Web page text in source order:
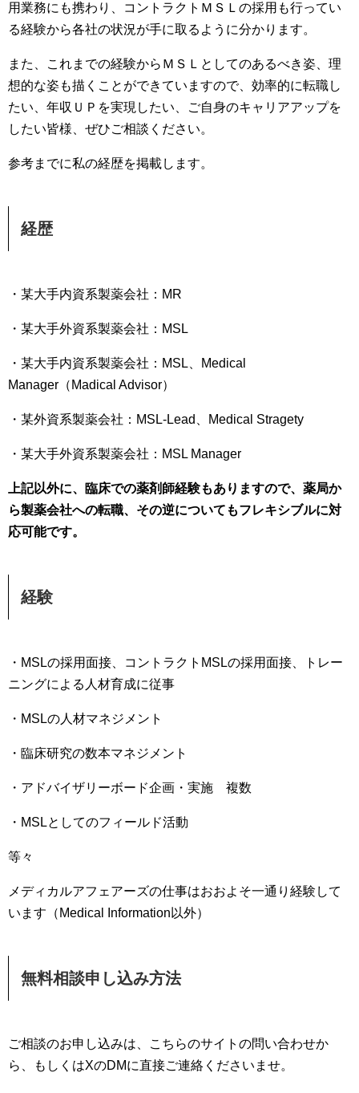
用業務にも携わり、コントラクトＭＳＬの採用も行ってい
る経験から各社の状況が手に取るように分かります。
また、これまでの経験からＭＳＬとしてのあるべき姿、理
想的な姿も描くことができていますので、効率的に転職し
たい、年収ＵＰを実現したい、ご自身のキャリアアップを
したい皆様、ぜひご相談ください。
参考までに私の経歴を掲載します。
経歴
・某大手内資系製薬会社：MR
・某大手外資系製薬会社：MSL
・某大手内資系製薬会社：MSL、Medical
Manager（Madical Advisor）
・某外資系製薬会社：MSL‐Lead、Medical Stragety
・某大手外資系製薬会社：MSL Manager
上記以外に、臨床での薬剤師経験もありますので、薬局か
ら製薬会社への転職、その逆についてもフレキシブルに対
応可能です。
経験
・MSLの採用面接、コントラクトMSLの採用面接、トレー
ニングによる人材育成に従事
・MSLの人材マネジメント
・臨床研究の数本マネジメント
・アドバイザリーボード企画・実施 複数
・MSLとしてのフィールド活動
等々
メディカルアフェアーズの仕事はおおよそ一通り経験して
います（Medical Information以外）
無料相談申し込み方法
ご相談のお申し込みは、こちらのサイトの問い合わせか
ら、もしくはXのDMに直接ご連絡くださいませ。